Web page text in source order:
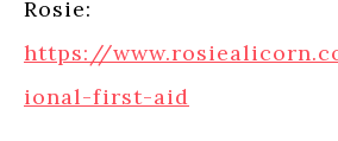
Rosie:
https://
ional-first-aid